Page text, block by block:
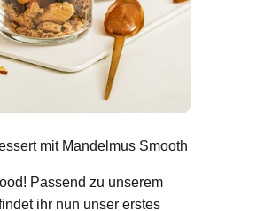
mit Mandelmus Smooth
Passend zu unserem
ihr nun unser erstes